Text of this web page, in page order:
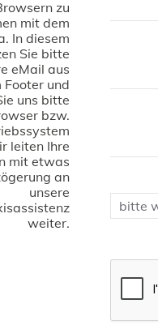
zu
mit dem
In diesem
Sie bitte
eMail aus
Footer und
uns bitte
bzw.
leiten Ihre
mit etwas
an
unsere
weiter.